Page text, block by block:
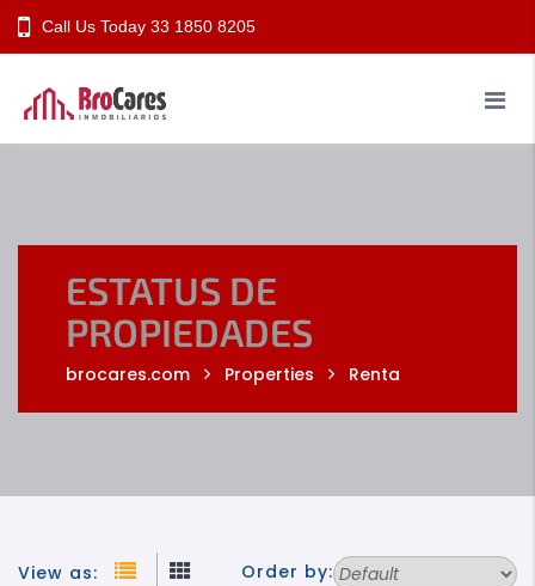
Call Us Today 33 1850 8205
Contacto
ESTATUS DE
PROPIEDADES
brocares.com Properties Renta
View as: Order by: